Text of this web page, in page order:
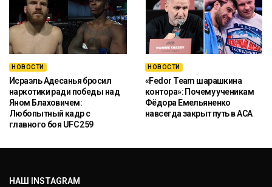
НОВОСТИ
Исраэль Адесанья бросил
наркотики ради победы над
Яном Блаховичем:
Любопытный кадр с
главного боя UFC 259
НОВОСТИ
«Fedor Team шарашкина
контора»: Почему ученикам
Фёдора Емельяненко
навсегда закрыт путь в ACA
НАШ INSTAGRAM